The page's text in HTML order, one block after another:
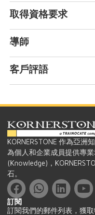
取得資格要求
導師
客戶評語
KORNERSTONE 作為亞洲
為個人和企業成員提供專
(Knowledge)，
石。
訂閱
訂閱我們的郵件列表，獲取